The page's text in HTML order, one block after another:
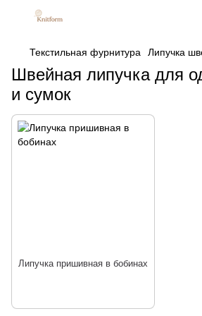
Текстильная фурнитура Липучка
Швейная липучка для
и сумок
Липучка пришивная в бобинах